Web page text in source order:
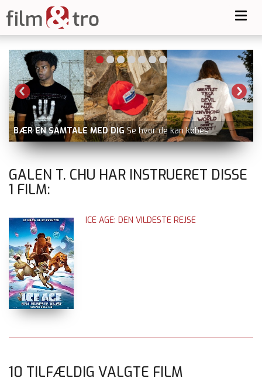
BÆR EN SAMTALE MED DIG Se hvor de kan købes
GALEN T. CHU HAR INSTRUERET DISSE
1 FILM:
ICE AGE: DEN VILDESTE REJSE
10 TILFÆLDIG VALGTE FILM